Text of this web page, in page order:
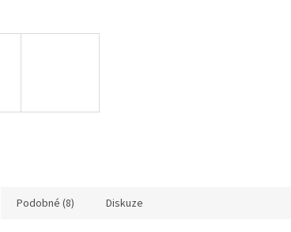
Podobné (8) Diskuze